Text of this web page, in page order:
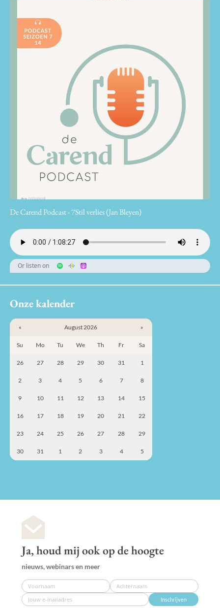
De Carend Podcast - 7Stil verlies (Jan Bleyen)
Or listen on
Onze kalender
« August 2026 »
Su Mo Tu We Th Fr Sa
26 27 28 29 30 31 1
2 3 4 5 6 7 8
9 10 11 12 13 14 15
16 17 18 19 20 21 22
23 24 25 26 27 28 29
30 31 1 2 3 4 5
Ja, houd mij ook op de hoogte
nieuws, webinars en meer
Inschrijven